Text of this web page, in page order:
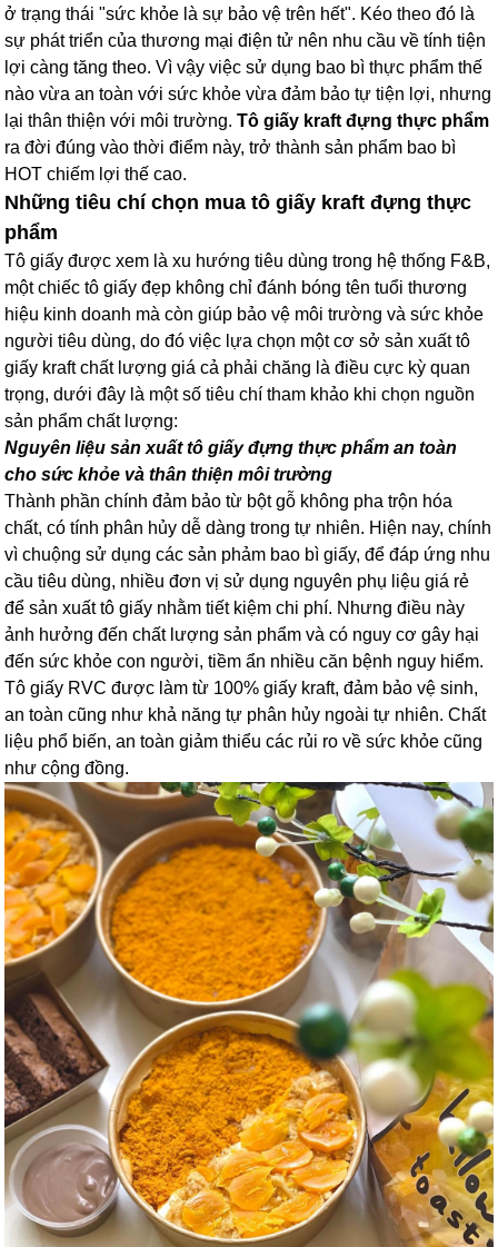
ở trạng thái "sức khỏe là sự bảo vệ trên hết". Kéo theo đó là
sự phát triển của thương mại điện tử nên nhu cầu về tính tiện
lợi càng tăng theo. Vì vậy việc sử dụng bao bì thực phẩm thế
nào vừa an toàn với sức khỏe vừa đảm bảo tự tiện lợi, nhưng
lại thân thiện với môi trường.Tô giấy kraft đựng thực phẩm
ra đời đúng vào thời điểm này, trở thành sản phẩm bao bì
HOT chiếm lợi thế cao.
Những tiêu chí chọn mua tô giấy kraft đựng thực
phẩm
Tô giấy được xem là xu hướng tiêu dùng trong hệ thống F&B,
một chiếc tô giấy đẹp không chỉ đánh bóng tên tuổi thương
hiệu kinh doanh mà còn giúp bảo vệ môi trường và sức khỏe
người tiêu dùng, do đó việc lựa chọn một cơ sở sản xuất tô
giấy kraft chất lượng giá cả phải chăng là điều cực kỳ quan
trọng, dưới đây là một số tiêu chí tham khảo khi chọn nguồn
sản phẩm chất lượng:
Nguyên liệu sản xuất tô giấy đựng thực phẩm an toàn
cho sức khỏe và thân thiện môi trường
Thành phần chính đảm bảo từ bột gỗ không pha trộn hóa
chất, có tính phân hủy dễ dàng trong tự nhiên. Hiện nay, chính
vì chuộng sử dụng các sản phảm bao bì giấy, để đáp ứng nhu
cầu tiêu dùng, nhiều đơn vị sử dụng nguyên phụ liệu giá rẻ
để sản xuất tô giấy nhằm tiết kiệm chi phí. Nhưng điều này
ảnh hưởng đến chất lượng sản phẩm và có nguy cơ gây hại
đến sức khỏe con người, tiềm ẩn nhiều căn bệnh nguy hiểm.
Tô giấy RVC được làm từ 100% giấy kraft, đảm bảo vệ sinh,
an toàn cũng như khả năng tự phân hủy ngoài tự nhiên. Chất
liệu phổ biến, an toàn giảm thiểu các rủi ro về sức khỏe cũng
như cộng đồng.